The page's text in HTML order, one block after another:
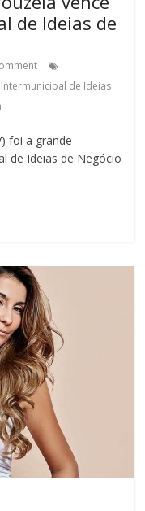
de Ideias de
de Ideias
foi a grande
de Ideias de Negócio